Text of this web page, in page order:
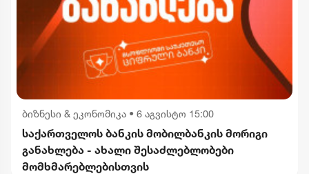
ბიზნესი & ეკონომიკა • 6 აგვისტო 15:00
საქართველოს ბანკის მობილბანკის მორიგი
განახლება - ახალი შესაძლებლობები
მომხმარებლებისთვის